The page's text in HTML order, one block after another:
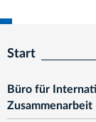
Start
Büro für
Zusammenarbeit
rozwiń